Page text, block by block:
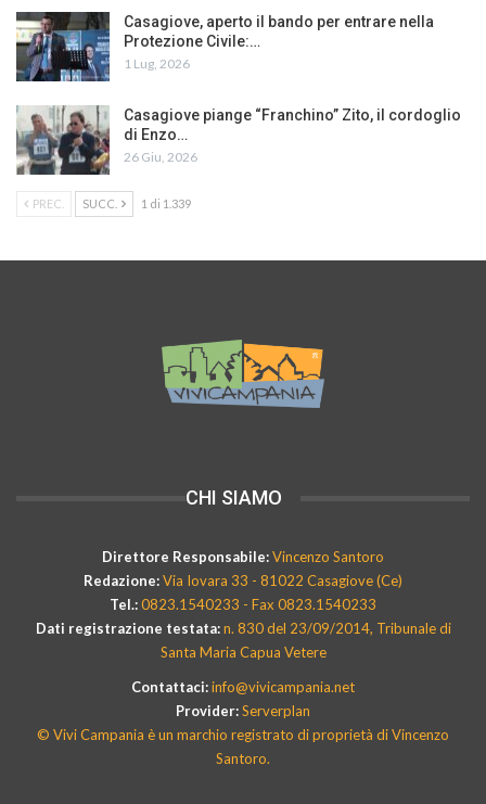
Casagiove, aperto il bando per entrare nella
Protezione Civile:…
1 Lug, 2026
Casagiove piange “Franchino” Zito, il cordoglio
di Enzo…
26 Giu, 2026
PREC. SUCC. 1 di 1.339
CHI SIAMO
Direttore Responsabile:Vincenzo Santoro
Redazione:Via Iovara 33 - 81022 Casagiove (Ce)
Tel.:0823.1540233 - Fax 0823.1540233
Dati registrazione testata:n. 830 del 23/09/2014, Tribunale di
Santa Maria Capua Vetere
Contattaci:info@vivicampania.net
Provider:Serverplan
© Vivi Campania è un marchio registrato di proprietà di Vincenzo
Santoro.